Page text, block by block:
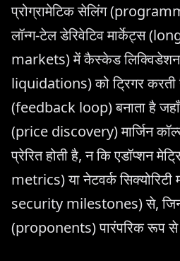
प्रोग्रामेटिक सेलिंग
लॉन्ग-टेल डेरिवेटिव मार्केट्स
markets) में कैस्केड
liquidations) को ट्रिगर
(feedback loop) बनाता है जहाँ
(price discovery) मार्जिन
प्रेरित होती है, न कि एडॉप्शन
metrics) या नेटवर्क
security milestones) से, जिन
(proponents) पारंपरिक रूप से